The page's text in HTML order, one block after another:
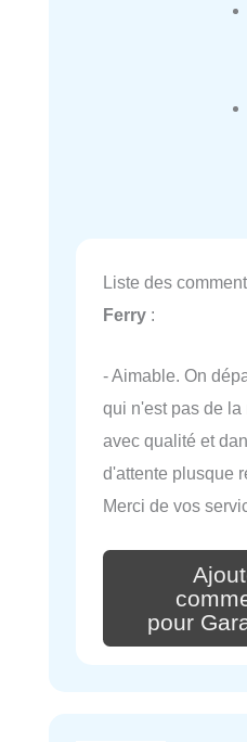
Liste des
Ferry :
- Aimable. On
qui n'est pas de la
avec qualité et
d'attente plusque
Merci de vos
pour